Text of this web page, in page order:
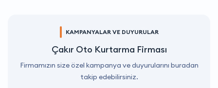
KAMPANYALAR VE DUYURULAR
Çakır Oto Kurtarma Firması
Firmamızın size özel kampanya ve duyurularını buradan
takip edebilirsiniz.